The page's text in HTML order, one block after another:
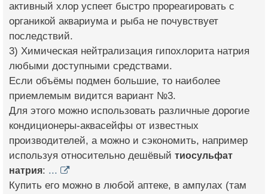
активный хлор успеет быстро прореагировать с
органикой аквариума и рыба не почувствует
последствий.
3) Химическая нейтрализация гипохлорита натрия
любыми доступными средствами.
Если объёмы подмен большие, то наиболее
приемлемым видится вариант №3.
Для этого можно использовать различные дорогие
кондиционеры-аквасейфы от известных
производителей, а можно и сэкономить, например
используя относительно дешёвый тиосульфат
натрия: ...
Купить его можно в любой аптеке, в ампулах (там